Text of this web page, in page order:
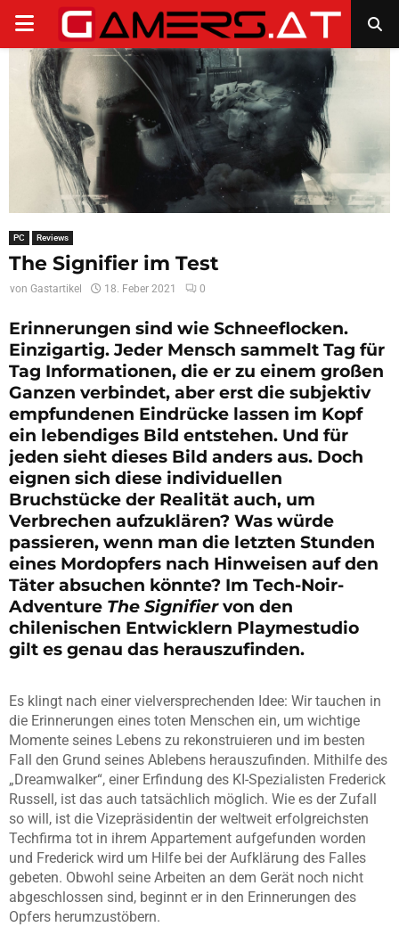
PRIMARY
MENU
PC Reviews
The Signifier im Test
von Gastartikel 18. Feber 2021 0
Erinnerungen sind wie Schneeflocken.
Einzigartig. Jeder Mensch sammelt Tag für
Tag Informationen, die er zu einem großen
Ganzen verbindet, aber erst die subjektiv
empfundenen Eindrücke lassen im Kopf
ein lebendiges Bild entstehen. Und für
jeden sieht dieses Bild anders aus. Doch
eignen sich diese individuellen
Bruchstücke der Realität auch, um
Verbrechen aufzuklären? Was würde
passieren, wenn man die letzten Stunden
eines Mordopfers nach Hinweisen auf den
Täter absuchen könnte? Im Tech-Noir-
Adventure The Signifiervon den
chilenischen Entwicklern Playmestudio
gilt es genau das herauszufinden.
Es klingt nach einer vielversprechenden Idee: Wir tauchen in
die Erinnerungen eines toten Menschen ein, um wichtige
Momente seines Lebens zu rekonstruieren und im besten
Fall den Grund seines Ablebens herauszufinden. Mithilfe des
„Dreamwalker“, einer Erfindung des KI-Spezialisten Frederick
Russell, ist das auch tatsächlich möglich. Wie es der Zufall
so will, ist die Vizepräsidentin der weltweit erfolgreichsten
Techfirma tot in ihrem Appartement aufgefunden worden
und Frederick wird um Hilfe bei der Aufklärung des Falles
gebeten. Obwohl seine Arbeiten an dem Gerät noch nicht
abgeschlossen sind, beginnt er in den Erinnerungen des
Opfers herumzustöbern.